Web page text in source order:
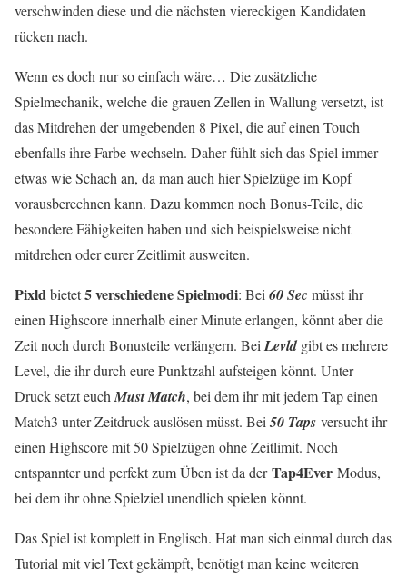
verschwinden diese und die nächsten viereckigen Kandidaten
rücken nach.
Wenn es doch nur so einfach wäre… Die zusätzliche
Spielmechanik, welche die grauen Zellen in Wallung versetzt, ist
das Mitdrehen der umgebenden 8 Pixel, die auf einen Touch
ebenfalls ihre Farbe wechseln. Daher fühlt sich das Spiel immer
etwas wie Schach an, da man auch hier Spielzüge im Kopf
vorausberechnen kann. Dazu kommen noch Bonus-Teile, die
besondere Fähigkeiten haben und sich beispielsweise nicht
mitdrehen oder eurer Zeitlimit ausweiten.
Pixldbietet5 verschiedene Spielmodi: Bei 60 Secmüsst ihr
einen Highscore innerhalb einer Minute erlangen, könnt aber die
Zeit noch durch Bonusteile verlängern. Bei Levldgibt es mehrere
Level, die ihr durch eure Punktzahl aufsteigen könnt. Unter
Druck setzt euch Must Match, bei dem ihr mit jedem Tap einen
Match3 unter Zeitdruck auslösen müsst. Bei 50 Taps versucht ihr
einen Highscore mit 50 Spielzügen ohne Zeitlimit. Noch
entspannter und perfekt zum Üben ist da derTap4Ever Modus,
bei dem ihr ohne Spielziel unendlich spielen könnt.
Das Spiel ist komplett in Englisch. Hat man sich einmal durch das
Tutorial mit viel Text gekämpft, benötigt man keine weiteren